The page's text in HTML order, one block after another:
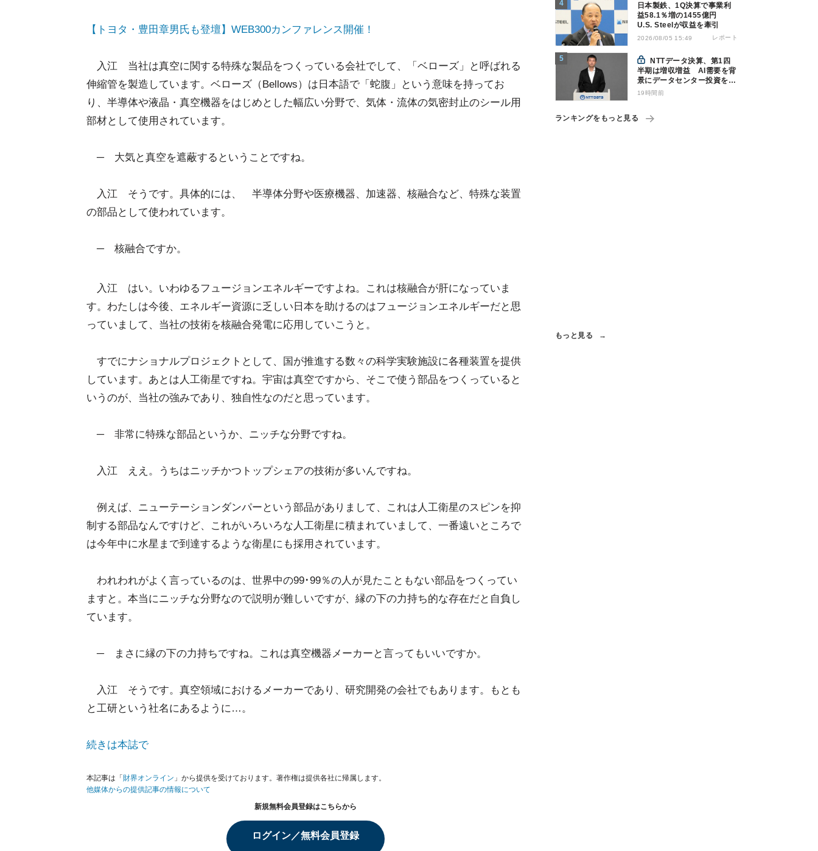
【トヨタ・豊田章男氏も登壇】WEB300カンファレンス開催！
入江 当社は真空に関する特殊な製品をつくっている会社でして、「ベローズ」と呼ばれる
伸縮管を製造しています。ベローズ（Bellows）は日本語で「蛇腹」という意味を持ってお
り、半導体や液晶・真空機器をはじめとした幅広い分野で、気体・流体の気密封止のシール用
部材として使用されています。
─ 大気と真空を遮蔽するということですね。
入江 そうです。具体的には、 半導体分野や医療機器、加速器、核融合など、特殊な装置
の部品として使われています。
─ 核融合ですか。
入江 はい。いわゆるフュージョンエネルギーですよね。これは核融合が肝になっていま
す。わたしは今後、エネルギー資源に乏しい日本を助けるのはフュージョンエネルギーだと思
っていまして、当社の技術を核融合発電に応用していこうと。
すでにナショナルプロジェクトとして、国が推進する数々の科学実験施設に各種装置を提供
しています。あとは人工衛星ですね。宇宙は真空ですから、そこで使う部品をつくっていると
いうのが、当社の強みであり、独自性なのだと思っています。
─ 非常に特殊な部品というか、ニッチな分野ですね。
入江 ええ。うちはニッチかつトップシェアの技術が多いんですね。
例えば、ニューテーションダンパーという部品がありまして、これは人工衛星のスピンを抑
制する部品なんですけど、これがいろいろな人工衛星に積まれていまして、一番遠いところで
は今年中に水星まで到達するような衛星にも採用されています。
われわれがよく言っているのは、世界中の99･99％の人が見たこともない部品をつくってい
ますと。本当にニッチな分野なので説明が難しいですが、縁の下の力持ち的な存在だと自負し
ています。
─ まさに縁の下の力持ちですね。これは真空機器メーカーと言ってもいいですか。
入江 そうです。真空領域におけるメーカーであり、研究開発の会社でもあります。もとも
と工研という社名にあるように…。
続きは本誌で
本記事は「 財界オンライン 」から提供を受けております。著作権は提供各社に帰属します。
他媒体からの提供記事の情報について
新規無料会員登録はこちらから
ログイン／無料会員登録
日本製鉄、1Q決算で事業利
益58.1％増の1455億円
U.S. Steelが収益を牽引
2026/08/05 15:49 レポート
半期は増収増益 AI需要を背
景にデータセンター投資を加
速
19時間前
ランキングをもっと見る
もっと見る